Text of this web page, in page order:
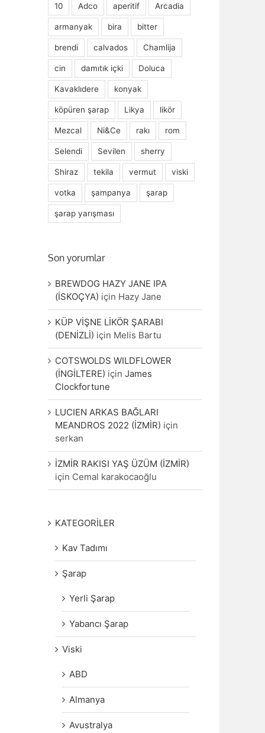
10 Adco aperitif Arcadia
armanyak bira bitter
brendi calvados Chamlija
cin damıtık içki Doluca
Kavaklıdere konyak
köpüren şarap Likya likör
Mezcal Ni&Ce rakı rom
Selendi Sevilen sherry
Shiraz tekila vermut viski
votka şampanya şarap
şarap yarışması
Son yorumlar
BREWDOG HAZY JANE IPA
(İSKOÇYA) için Hazy Jane
KÜP VİŞNE LİKÖR ŞARABI
(DENİZLİ) için Melis Bartu
COTSWOLDS WILDFLOWER
(İNGİLTERE) içinJames
Clockfortune
LUCIEN ARKAS BAĞLARI
MEANDROS 2022 (İZMİR) için
serkan
İZMİR RAKISI YAŞ ÜZÜM (İZMİR)
için Cemal karakocaoğlu
KATEGORİLER
Kav Tadımı
Şarap
Yerli Şarap
Yabancı Şarap
Viski
ABD
Almanya
Avustralya